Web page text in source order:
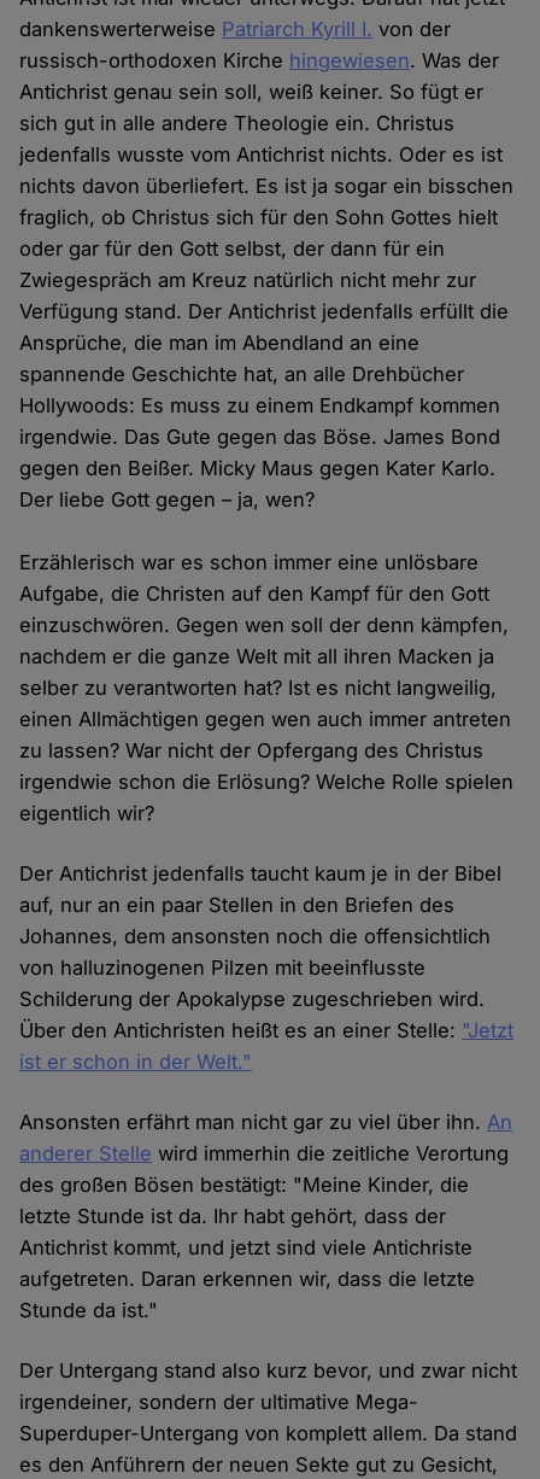
dankenswerterweise Patriarch Kyrill I. von der
russisch-orthodoxen Kirche hingewiesen. Was der
Antichrist genau sein soll, weiß keiner. So fügt er
sich gut in alle andere Theologie ein. Christus
jedenfalls wusste vom Antichrist nichts. Oder es ist
nichts davon überliefert. Es ist ja sogar ein bisschen
fraglich, ob Christus sich für den Sohn Gottes hielt
oder gar für den Gott selbst, der dann für ein
Zwiegespräch am Kreuz natürlich nicht mehr zur
Verfügung stand. Der Antichrist jedenfalls erfüllt die
Ansprüche, die man im Abendland an eine
spannende Geschichte hat, an alle Drehbücher
Hollywoods: Es muss zu einem Endkampf kommen
irgendwie. Das Gute gegen das Böse. James Bond
gegen den Beißer. Micky Maus gegen Kater Karlo.
Der liebe Gott gegen – ja, wen?
Erzählerisch war es schon immer eine unlösbare
Aufgabe, die Christen auf den Kampf für den Gott
einzuschwören. Gegen wen soll der denn kämpfen,
nachdem er die ganze Welt mit all ihren Macken ja
selber zu verantworten hat? Ist es nicht langweilig,
einen Allmächtigen gegen wen auch immer antreten
zu lassen? War nicht der Opfergang des Christus
irgendwie schon die Erlösung? Welche Rolle spielen
eigentlich wir?
Der Antichrist jedenfalls taucht kaum je in der Bibel
auf, nur an ein paar Stellen in den Briefen des
Johannes, dem ansonsten noch die offensichtlich
von halluzinogenen Pilzen mit beeinflusste
Schilderung der Apokalypse zugeschrieben wird.
Über den Antichristen heißt es an einer Stelle: "Jetzt
ist er schon in der Welt."
Ansonsten erfährt man nicht gar zu viel über ihn.An
anderer Stelle wird immerhin die zeitliche Verortung
des großen Bösen bestätigt: "Meine Kinder, die
letzte Stunde ist da. Ihr habt gehört, dass der
Antichrist kommt, und jetzt sind viele Antichriste
aufgetreten. Daran erkennen wir, dass die letzte
Stunde da ist."
Der Untergang stand also kurz bevor, und zwar nicht
irgendeiner, sondern der ultimative Mega-
Superduper-Untergang von komplett allem. Da stand
es den Anführern der neuen Sekte gut zu Gesicht,